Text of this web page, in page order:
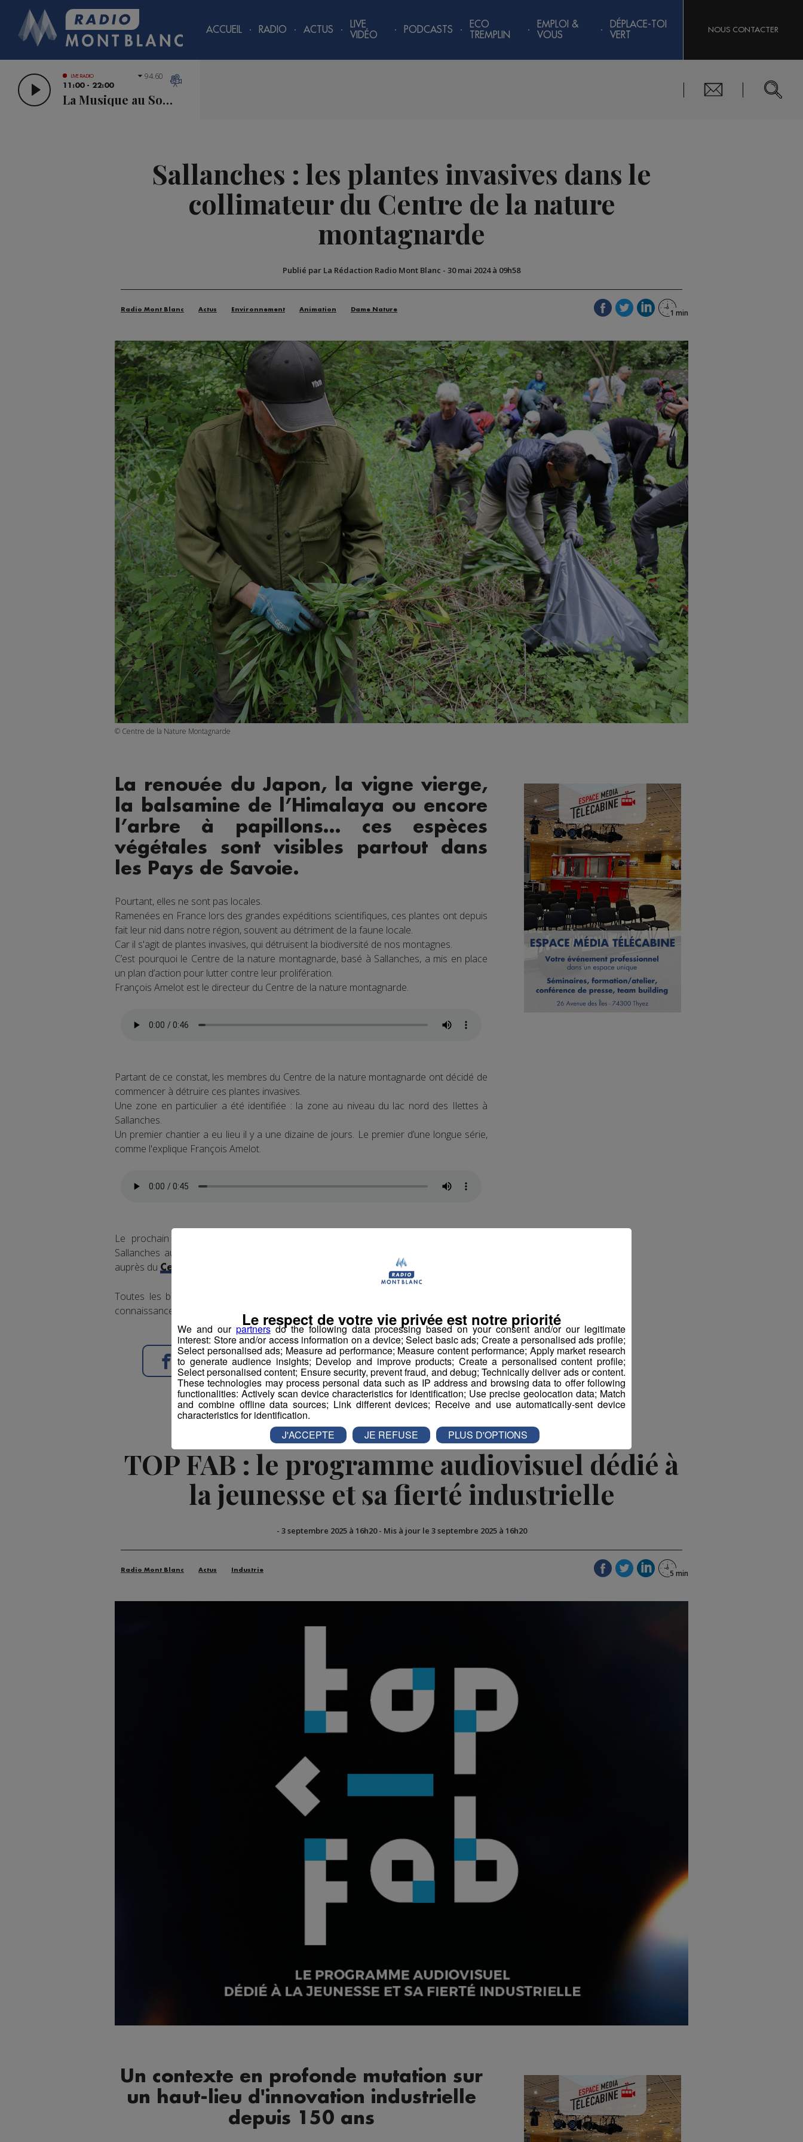
ACCUEIL RADIO ACTUS
LIVE
VIDÉO
PODCASTS
ECO
TREMPLIN
EMPLOI &
VOUS
DÉPLACE-TOI
VERT
NOUS CONTACTER
LIVE RADIO
11:00 - 22:00
La Musique au Sommet
94.60
Sallanches : les plantes invasives dans le
collimateur du Centre de la nature
montagnarde
Publié par La Rédaction Radio Mont Blanc - 30 mai 2024 à 09h58
Radio Mont Blanc Actus Environnement Animation Dame Nature
© Centre de la Nature Montagnarde
La renouée du Japon, la vigne vierge,
la balsamine de l’Himalaya ou encore
l’arbre à papillons… ces espèces
végétales sont visibles partout dans
les Pays de Savoie.
Pourtant, elles ne sont pas locales.
Ramenées en France lors des grandes expéditions scientifiques, ces plantes ont depuis
fait leur nid dans notre région, souvent au détriment de la faune locale.
Car il s'agit de plantes invasives, qui détruisent la biodiversité de nos montagnes.
C’est pourquoi le Centre de la nature montagnarde, basé à Sallanches, a mis en place
un plan d’action pour lutter contre leur prolifération.
François Amelot est le directeur du Centre de la nature montagnarde.
Partant de ce constat, les membres du Centre de la nature montagnarde ont décidé de
commencer à détruire ces plantes invasives.
Une zone en particulier a été identifiée : la zone au niveau du lac nord des Ilettes à
Sallanches.
Un premier chantier a eu lieu il y a une dizaine de jours. Le premier d’une longue série,
comme l'explique François Amelot.
Le prochain chantier de lutte contre les plantes invasives au lac des Ilettes de
Sallanches aura lieu le samedi 8 juin. Pour y participer, il suffit de se faire connaître
auprès du Centre de la Nature Montagnarde
Toutes les bonnes volontés sont les bienvenues, quelques soient votre âge et vos
connaissances en botanique.
Partager sur Facebook Partager sur Twitter
TOP FAB : le programme audiovisuel dédié à
la jeunesse et sa fierté industrielle
- 3 septembre 2025 à 16h20- Mis à jour le 3 septembre 2025 à 16h20
Radio Mont Blanc Actus Industrie
Un contexte en profonde mutation sur
un haut-lieu d'innovation industrielle
depuis 150 ans
We and our partnersdo the following data processing based on your consent and/or our legitimate
interest: Store and/or access information on a device; Select basic ads; Create a personalised ads profile;
Select personalised ads; Measure ad performance; Measure content performance; Apply market research
to generate audience insights; Develop and improve products; Create a personalised content profile;
Select personalised content; Ensure security, prevent fraud, and debug; Technically deliver ads or content.
These technologies may process personal data such as IP address and browsing data to offer following
functionalities: Actively scan device characteristics for identification; Use precise geolocation data; Match
and combine offline data sources; Link different devices; Receive and use automatically-sent device
characteristics for identification.
Le respect de votre vie privée est notre priorité
J'ACCEPTE JE REFUSE PLUS D'OPTIONS